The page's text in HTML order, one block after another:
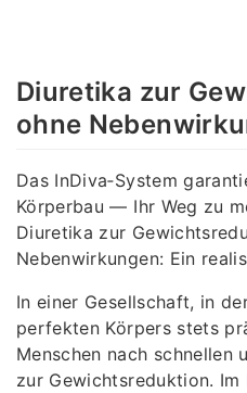
Diuretika zur
ohne
Das InDiva‑System
Körperbau — Ihr Weg zu
Diuretika zur
Nebenwirkungen: Ein
In einer Gesellschaft, in
perfekten Körpers stets
Menschen nach schnellen
zur Gewichtsreduktion.